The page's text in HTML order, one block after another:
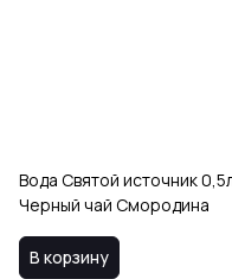
Вода Святой источник
Черный чай Смородина
В корзину